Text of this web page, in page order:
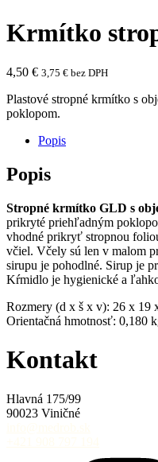
Krmítko
4,50 € 3,75 € bez DPH
Plastové stropné krmítko s
poklopom.
Popis
Popis
Stropné krmítko GLD s
prikryté priehľadným
vhodné prikryť stropnou
včiel. Včely sú len v malom
sirupu je pohodlné. Sirup je
Kŕmidlo je hygienické a
Rozmery (d x š x v): 26 x 19
Orientačná hmotnosť: 0,180
Kontakt
Hlavná 175/99
90023 Viničné